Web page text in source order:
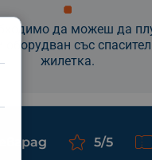
да можеш да
оборудван със
жилетка.
5/5